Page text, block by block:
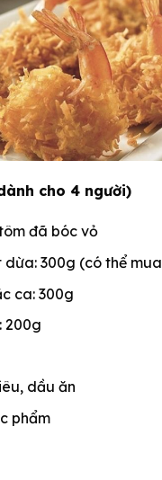
cho 4 người)
đã bóc vỏ
dừa: 300g (có thể
ca: 300g
200g
dầu ăn
phẩm